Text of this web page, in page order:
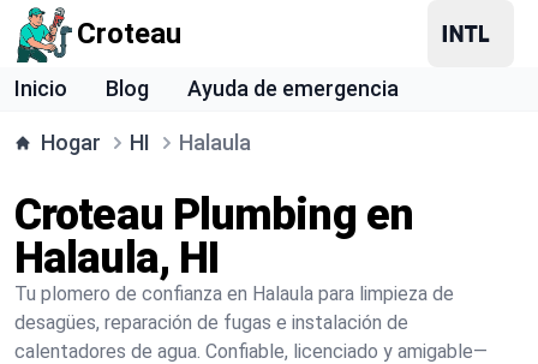
Croteau
Inicio Blog Ayuda de emergencia
Hogar HI Halaula
Croteau Plumbing en
Halaula, HI
Tu plomero de confianza en Halaula para limpieza de
desagües, reparación de fugas e instalación de
calentadores de agua. Confiable, licenciado y amigable—